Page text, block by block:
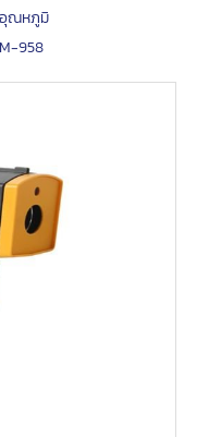
อุณหภูมิ
958